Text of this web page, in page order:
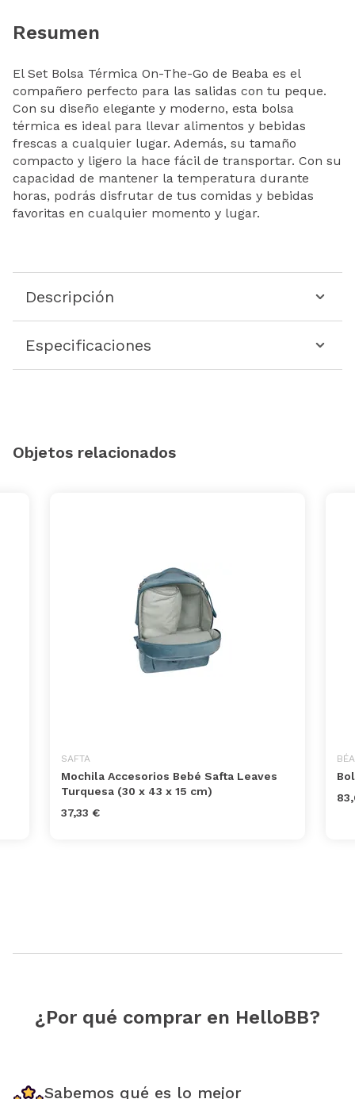
Resumen
El Set Bolsa Térmica On-The-Go de Beaba es el
compañero perfecto para las salidas con tu peque.
Con su diseño elegante y moderno, esta bolsa
térmica es ideal para llevar alimentos y bebidas
frescas a cualquier lugar. Además, su tamaño
compacto y ligero la hace fácil de transportar. Con su
capacidad de mantener la temperatura durante
horas, podrás disfrutar de tus comidas y bebidas
favoritas en cualquier momento y lugar.
Descripción
Especificaciones
Objetos relacionados
SAFTA
Mochila Accesorios Bebé Safta Leaves
Turquesa (30 x 43 x 15 cm)
37,33 €
¿Por qué comprar en HelloBB?
Sabemos qué es lo mejor